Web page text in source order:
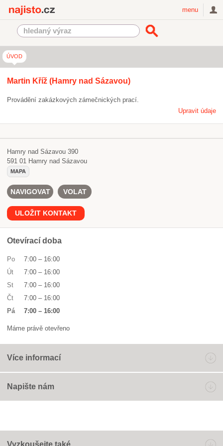
menu
ÚVOD
Martin Kříž (Hamry nad Sázavou)
Provádění zakázkových zámečnických prací.
Upravit údaje
Hamry nad Sázavou 390
591 01 Hamry nad Sázavou
MAPA
NAVIGOVAT VOLAT
ULOŽIT KONTAKT
Otevírací doba
Po 7:00 – 16:00
Út
7:00 – 16:00
St
7:00 – 16:00
Čt
7:00 – 16:00
Pá
7:00 – 16:00
Máme právě otevřeno
Více informací
Napište nám
Vyzkoušejte také